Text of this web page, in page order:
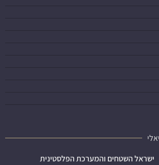
ישראל השטחים והמערכת הפלסטינית